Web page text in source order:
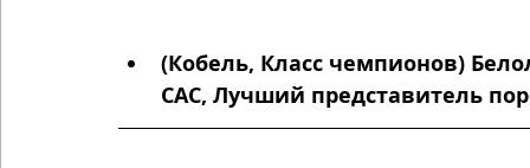
(Кобель, Класс чемпионов)
CAC, Лучший представитель